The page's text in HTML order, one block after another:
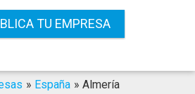
TU EMPRESA
» España » Almería